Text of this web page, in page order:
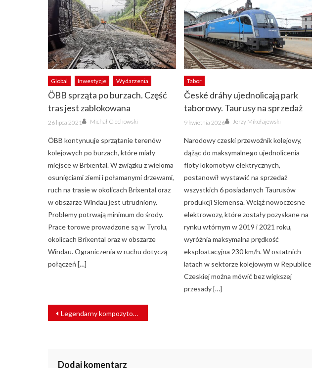
Global Inwestycje Wydarzenia
ÖBB sprząta po burzach. Część
tras jest zablokowana
Posted
on
26 lipca 2021 Author
Michał Ciechowski
ÖBB kontynuuje sprzątanie terenów
kolejowych po burzach, które miały
miejsce w Brixental. W związku z wieloma
osunięciami ziemi i połamanymi drzewami,
ruch na trasie w okolicach Brixental oraz
w obszarze Windau jest utrudniony.
Problemy potrwają minimum do środy.
Prace torowe prowadzone są w Tyrolu,
okolicach Brixental oraz w obszarze
Windau. Ograniczenia w ruchu dotyczą
połączeń […]
Tabor
České dráhy ujednolicają park
taborowy. Taurusy na sprzedaż
Posted
on
9 kwietnia 2026 Author
Jerzy Mikołajewski
Narodowy czeski przewoźnik kolejowy,
dążąc do maksymalnego ujednolicenia
floty lokomotyw elektrycznych,
postanowił wystawić na sprzedaż
wszystkich 6 posiadanych Taurusów
produkcji Siemensa. Wciąż nowoczesne
elektrowozy, które zostały pozyskane na
rynku wtórnym w 2019 i 2021 roku,
wyróżnia maksymalna prędkość
eksploatacyjna 230 km/h. W ostatnich
latach w sektorze kolejowym w Republice
Czeskiej można mówić bez większej
przesady […]
NAWIGACJA
WPISU
Legendarny kompozytor patronem pociągu Kolei Wielkopolskich
Dodaj komentarz